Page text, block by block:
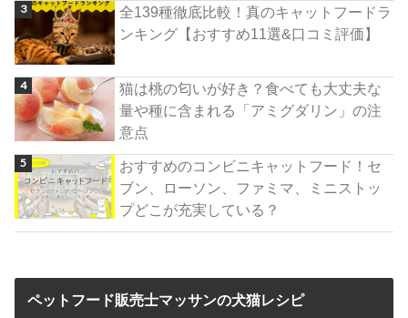
全139種徹底比較！真のキャットフードラ
ンキング【おすすめ11選&口コミ評価】
猫は桃の匂いが好き？食べても大丈夫な
量や種に含まれる「アミグダリン」の注
意点
おすすめのコンビニキャットフード！セ
ブン、ローソン、ファミマ、ミニストッ
プどこが充実している？
ペットフード販売士マッサンの犬猫レシピ